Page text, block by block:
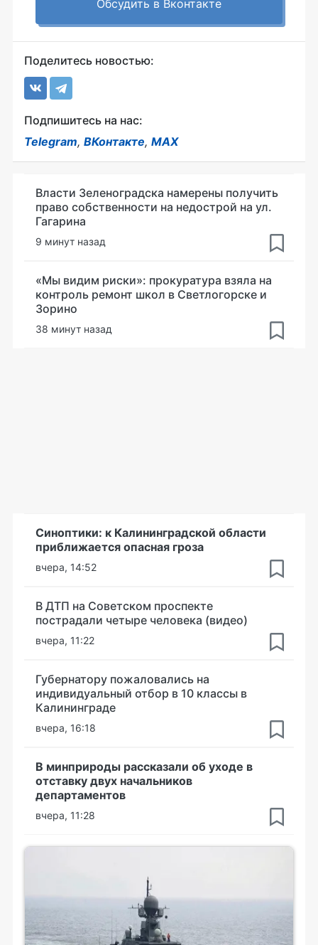
Обсудить в Вконтакте
Поделитесь новостью:
Подпишитесь на нас:
Telegram, ВКонтакте, MAX
Власти Зеленоградска намерены получить
право собственности на недострой на ул.
Гагарина
9 минут назад
«Мы видим риски»: прокуратура взяла на
контроль ремонт школ в Светлогорске и
Зорино
38 минут назад
Синоптики: к Калининградской области
приближается опасная гроза
вчера, 14:52
В ДТП на Советском проспекте
пострадали четыре человека (видео)
вчера, 11:22
Губернатору пожаловались на
индивидуальный отбор в 10 классы в
Калининграде
вчера, 16:18
В минприроды рассказали об уходе в
отставку двух начальников
департаментов
вчера, 11:28